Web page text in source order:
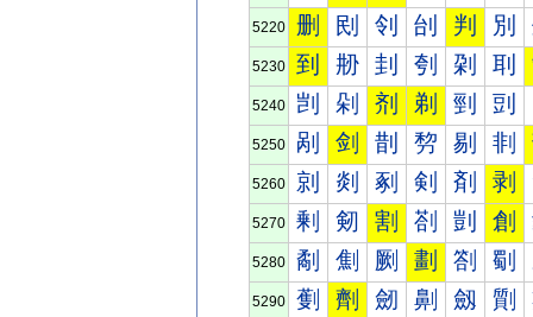
5220 删 刡 刢 刣 判 別
5230 到 刱 刲 刳 刴 刵
5240 剀 剁 剂 剃 剄 剅
5250 剐 剑 剒 剓 剔 剕
5260 剠 剡 剢 剣 剤 剥
5270 剰 剱 割 剳 剴 創
5280 劀 劁 劂 劃 劄 劅
5290 劐 劑 劒 劓 劔 劕